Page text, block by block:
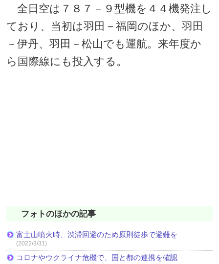
全日空は７８７－９型機を４４機発注し
ており、当初は羽田－福岡のほか、羽田
－伊丹、羽田－松山でも運航。来年度か
ら国際線にも投入する。
フォトのほかの記事
富士山噴火時、渋滞回避のため原則徒歩で避難を
(2022/3/31)
コロナやウクライナ危機で、国と都の連携を確認